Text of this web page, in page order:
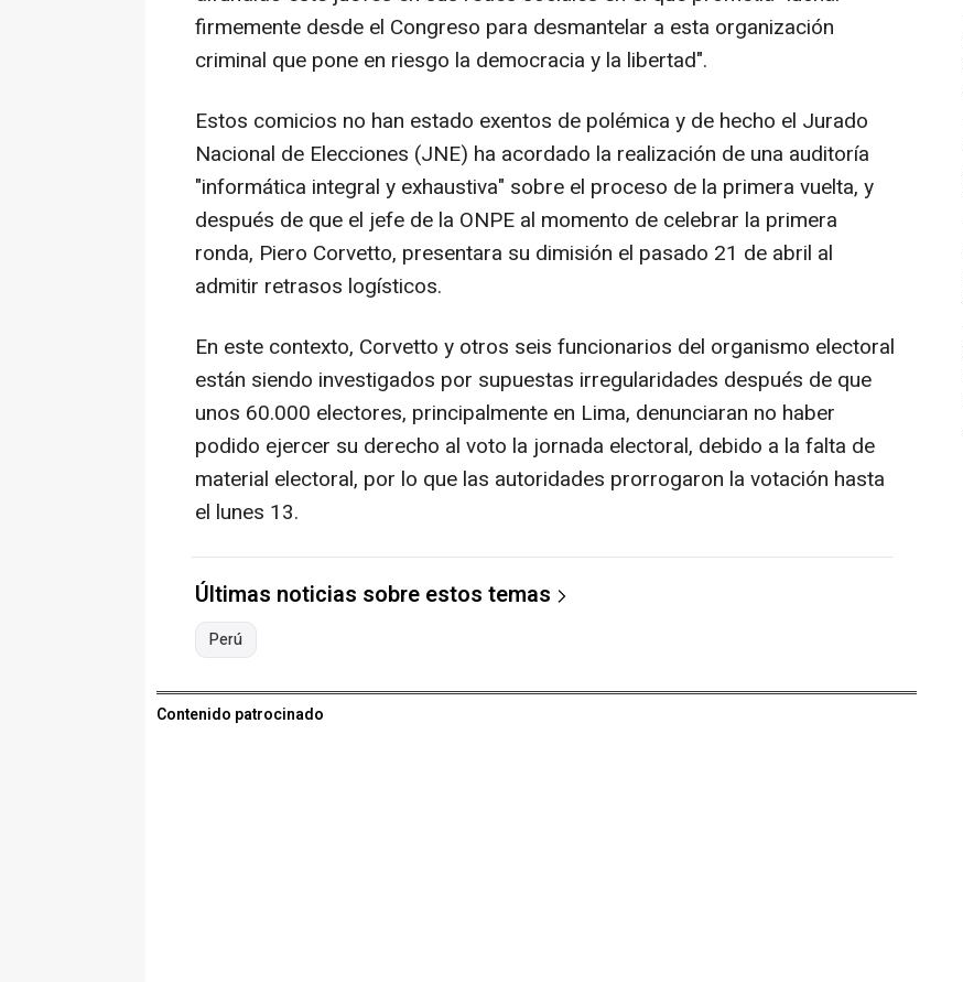
firmemente desde el Congreso para desmantelar a esta organización
criminal que pone en riesgo la democracia y la libertad".
Estos comicios no han estado exentos de polémica y de hecho el Jurado
Nacional de Elecciones (JNE) ha acordado la realización de una auditoría
"informática integral y exhaustiva" sobre el proceso de la primera vuelta, y
después de que el jefe de la ONPE al momento de celebrar la primera
ronda, Piero Corvetto, presentara su dimisión el pasado 21 de abril al
admitir retrasos logísticos.
En este contexto, Corvetto y otros seis funcionarios del organismo electoral
están siendo investigados por supuestas irregularidades después de que
unos 60.000 electores, principalmente en Lima, denunciaran no haber
podido ejercer su derecho al voto la jornada electoral, debido a la falta de
material electoral, por lo que las autoridades prorrogaron la votación hasta
el lunes 13.
Últimas noticias sobre estos temas
Perú
Contenido patrocinado